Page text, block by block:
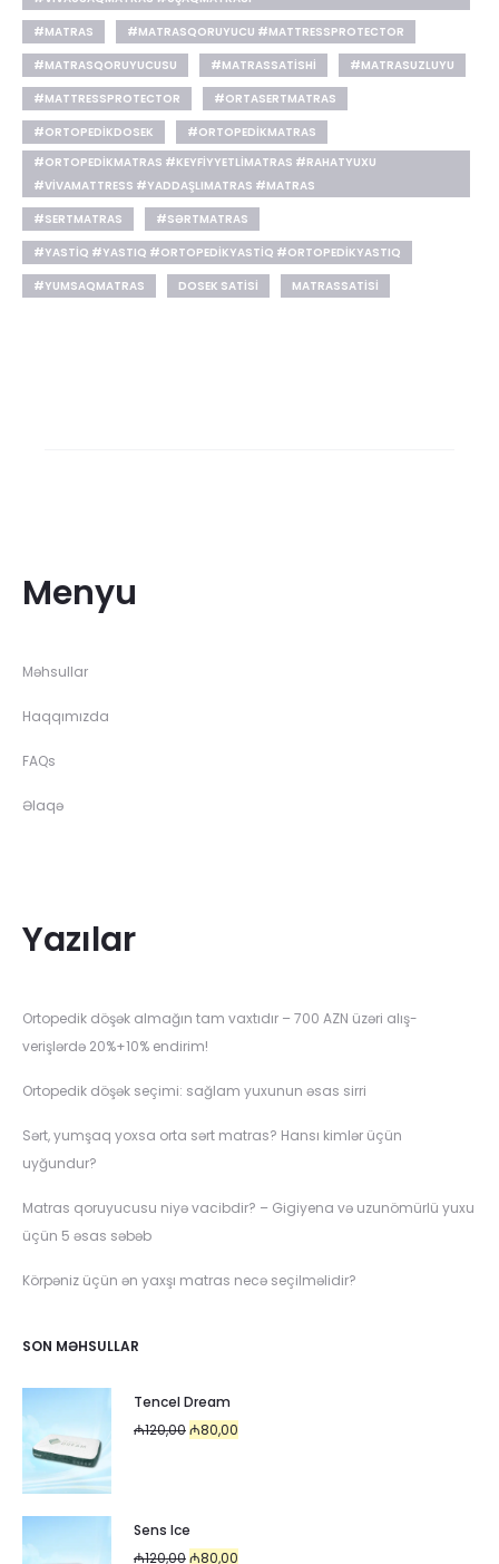
#MATRAS
#MATRASQORUYUCU #MATTRESSPROTECTOR
#MATRASQORUYUCUSU
#MATRASSATISHI
#MATRASUZLUYU
#MATTRESSPROTECTOR
#ORTASERTMATRAS
#ORTOPEDIKDOSEK
#ORTOPEDIKMATRAS
#ORTOPEDIKMATRAS #KEYFIYYETLIMATRAS #RAHATYUXU
#VIVAMATTRESS #YADDAŞLIMATRAS #MATRAS
#SERTMATRAS
#SƏRTMATRAS
#YASTIQ #YASTIQ #ORTOPEDIKYASTIQ #ORTOPEDIKYASTIQ
#YUMSAQMATRAS
DOSEK SATISI MATRASSATISI
Menyu
Məhsullar
Haqqımızda
FAQs
Əlaqə
Yazılar
Ortopedik döşək almağın tam vaxtıdır – 700 AZN üzəri alış-
verişlərdə 20%+10% endirim!
Ortopedik döşək seçimi: sağlam yuxunun əsas sirri
Sərt, yumşaq yoxsa orta sərt matras? Hansı kimlər üçün
uyğundur?
Matras qoruyucusu niyə vacibdir? – Gigiyena və uzunömürlü yuxu
üçün 5 əsas səbəb
Körpəniz üçün ən yaxşı matras necə seçilməlidir?
SON MƏHSULLAR
Tencel Dream
₼120,00Original
₼80,00
Sens Ice
₼120,00Original
₼80,00